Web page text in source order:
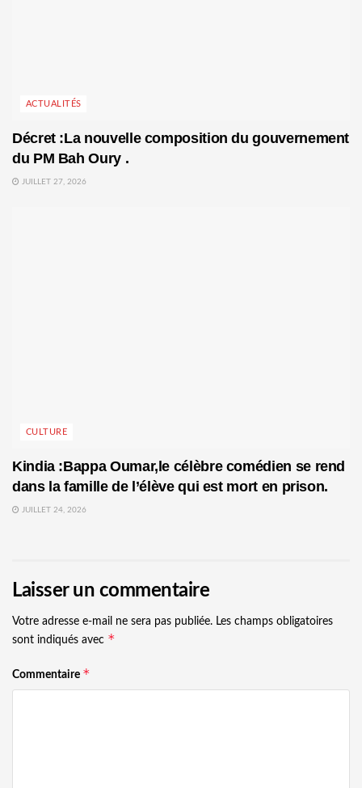
ACTUALITÉS
Décret :La nouvelle composition du gouvernement
du PM Bah Oury .
JUILLET 27, 2026
CULTURE
Kindia :Bappa Oumar,le célèbre comédien se rend
dans la famille de l’élève qui est mort en prison.
JUILLET 24, 2026
Laisser un commentaire
Votre adresse e-mail ne sera pas publiée. Les champs obligatoires
sont indiqués avec *
Commentaire *